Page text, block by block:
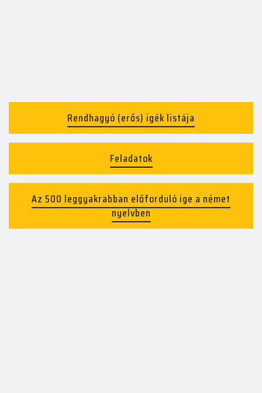
Rendhagyó (erős) igék listája
Feladatok
Az 500 leggyakrabban előforduló ige a német
nyelvben